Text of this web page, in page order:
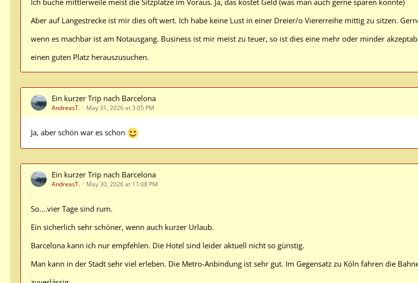
Ich buche mittlerweile meist die Sitzplätze im Voraus. Ja, das kostet Geld (was man auch gerne sparen könnte)
Aber auf Langestrecke ist mir dies oft wert. Ich habe keine Lust in einer Dreier/o Viererreihe mittig zu sitzen.
wenn es machbar ist am Notausgang. Business ist mir meist zu teuer, so ist dies eine mehr oder minder
einen guten Platz herauszusuchen.
Ein kurzer Trip nach Barcelona
AndreasT. May 31, 2026 at 3:05 PM
Ja, aber schön war es schon
Ein kurzer Trip nach Barcelona
AndreasT. May 30, 2026 at 11:08 PM
So....vier Tage sind rum.
Ein sicherlich sehr schöner, wenn auch kurzer Urlaub.
Barcelona kann ich nur empfehlen. Die Hotel sind leider aktuell nicht so günstig.
Man kann in der Stadt sehr viel erleben. Die Metro-Anbindung ist sehr gut. Im Gegensatz zu Köln fahren die